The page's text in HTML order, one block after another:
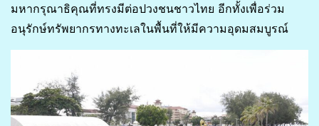
มหากรุณาธิคุณที่ทรงมีต่อปวงชนชาวไทย อีกทั้งเพื่อร่วม
อนุรักษ์ทรัพยากรทางทะเลในพื้นที่ให้มีความอุดมสมบูรณ์